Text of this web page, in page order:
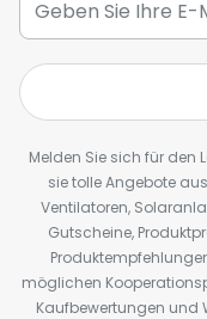
Melden Sie sich für den
sie tolle Angebote
Ventilatoren,
Gutscheine,
möglichen
Kaufbewertungen und